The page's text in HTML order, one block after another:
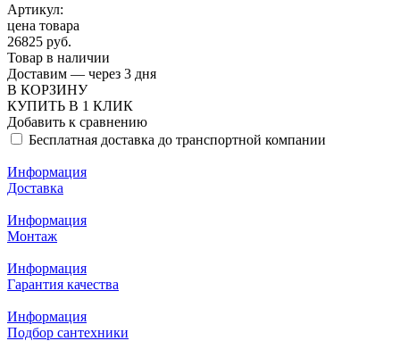
Артикул:
цена товара
26825 руб.
Товар в наличии
Доставим — через 3 дня
В КОРЗИНУ
КУПИТЬ В 1 КЛИК
Добавить к сравнению
Бесплатная доставка до транспортной компании
Информация
Доставка
Информация
Монтаж
Информация
Гарантия качества
Информация
Подбор сантехники